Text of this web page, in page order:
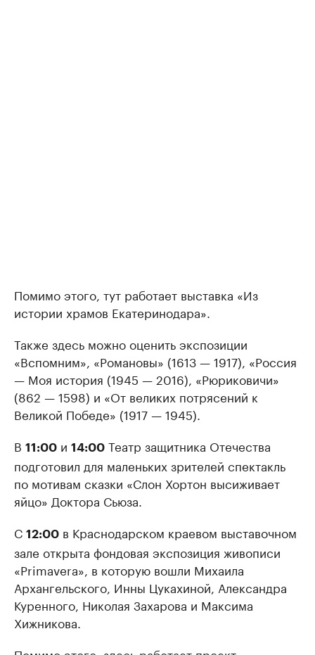
Помимо этого, тут работает выставка «Из
истории храмов Екатеринодара».
Также здесь можно оценить экспозиции
«Вспомним», «Романовы» (1613 — 1917), «Россия
— Моя история (1945 — 2016), «Рюриковичи»
(862 — 1598) и «От великих потрясений к
Великой Победе» (1917 — 1945).
В 11:00 и 14:00 Театр защитника Отечества
подготовил для маленьких зрителей спектакль
по мотивам сказки «Слон Хортон высиживает
яйцо» Доктора Сьюза.
С 12:00 в Краснодарском краевом выставочном
зале открыта фондовая экспозиция живописи
«Primavera», в которую вошли Михаила
Архангельского, Инны Цукахиной, Александра
Куренного, Николая Захарова и Максима
Хижникова.